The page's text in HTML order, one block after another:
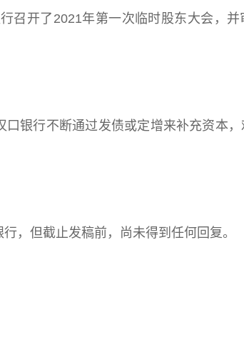
召开了2021年第一次临时股东大会，并
口银行不断通过发债或定增来补充资本
，但截止发稿前，尚未得到任何回复。